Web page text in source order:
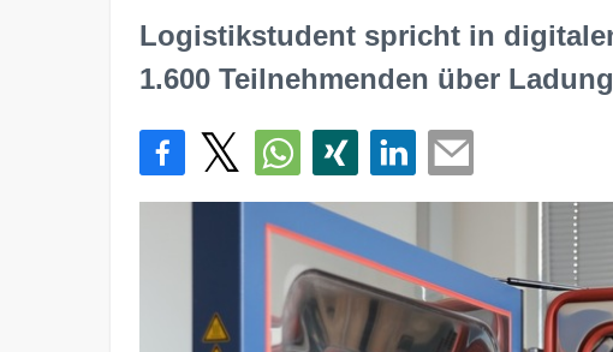
Logistikstudent spricht in
1.600 Teilnehmenden über